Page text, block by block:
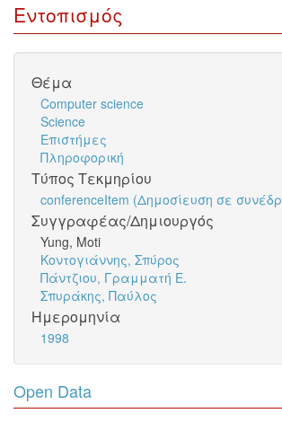
Εντοπισμός
Θέμα
Computer science
Science
Επιστήμες
Πληροφορική
Τύπος Τεκμηρίου
conferenceItem (Δημοσίευση σε
Συγγραφέας/Δημιουργός
Yung, Moti
Κοντογιάννης, Σπύρος
Πάντζιου, Γραμματή Ε.
Σπυράκης, Παύλος
Ημερομηνία
1998
Open Data